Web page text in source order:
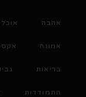
אהבה אוכל
אמונה
בריאות
התמודדות